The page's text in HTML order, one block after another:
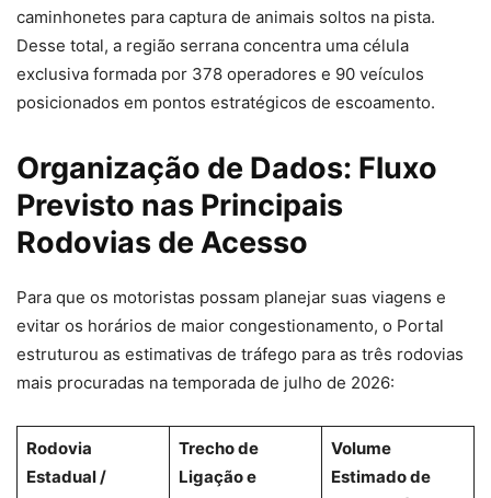
caminhonetes para captura de animais soltos na pista.
Desse total, a região serrana concentra uma célula
exclusiva formada por 378 operadores e 90 veículos
posicionados em pontos estratégicos de escoamento.
Organização de Dados: Fluxo
Previsto nas Principais
Rodovias de Acesso
Para que os motoristas possam planejar suas viagens e
evitar os horários de maior congestionamento, o Portal
estruturou as estimativas de tráfego para as três rodovias
mais procuradas na temporada de julho de 2026:
Rodovia
Estadual /
Trecho de
Ligação e
Volume
Estimado de